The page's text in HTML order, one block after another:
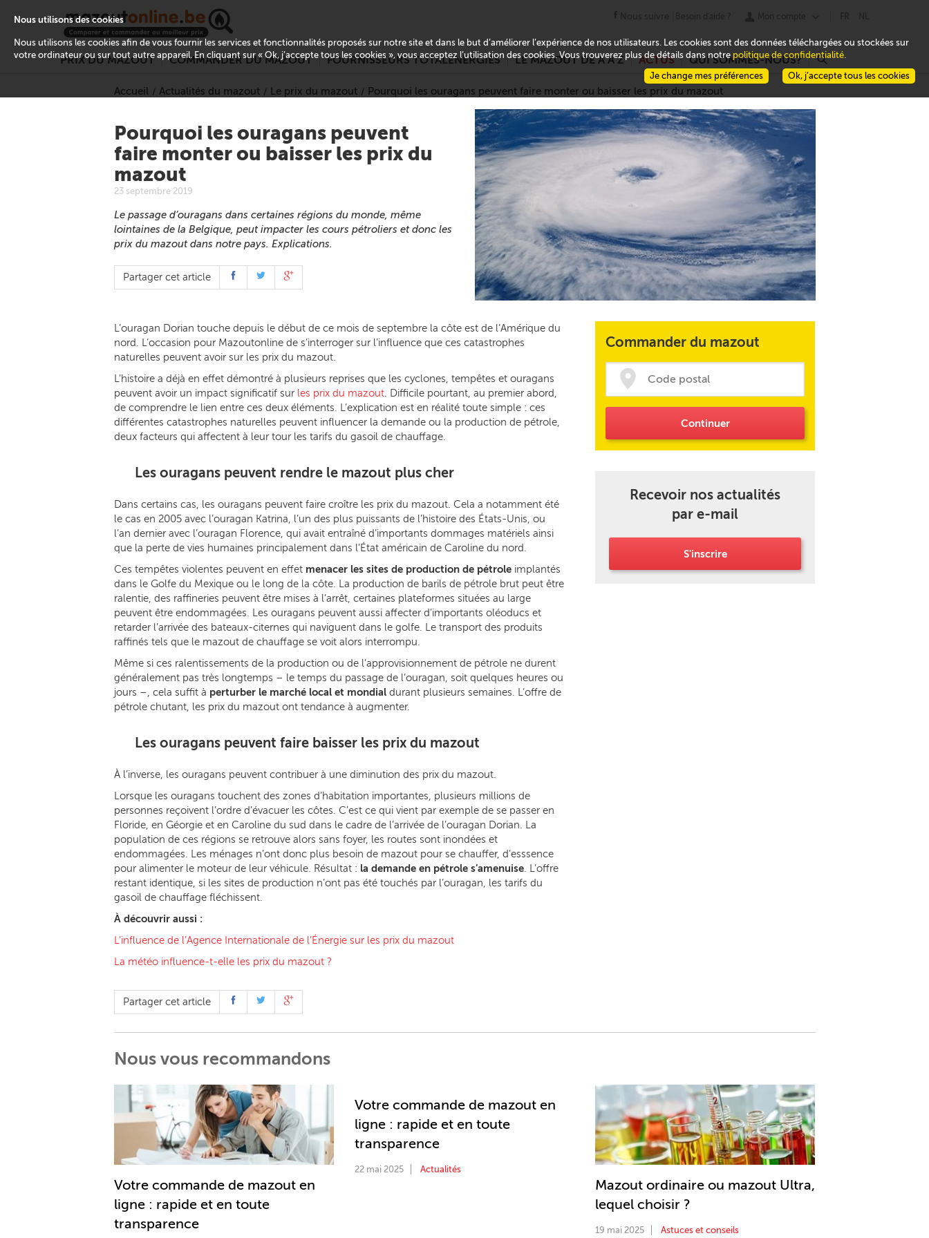
PRIX DU MAZOUT COMMANDER DU MAZOUT FOURNISSEURS TOTALENERGIES LE MAZOUT DE A À Z ACTUS QUI SOMMES-NOUS? r
Accueil Actualités du mazout Le prix du mazout Pourquoi les ouragans peuvent faire monter ou baisser les prix du mazout
Pourquoi les ouragans peuvent
faire monter ou baisser les prix du
mazout
23 septembre 2019
Le passage d’ouragans dans certaines régions du monde, même
lointaines de la Belgique, peut impacter les cours pétroliers et donc les
prix du mazout dans notre pays. Explications.
Partager cet article
L’ouragan Dorian touche depuis le début de ce mois de septembre la côte est de l’Amérique du
nord. L’occasion pour Mazoutonline de s’interroger sur l’influence que ces catastrophes
naturelles peuvent avoir sur les prix du mazout.
L’histoire a déjà en effet démontré à plusieurs reprises que les cyclones, tempêtes et ouragans
peuvent avoir un impact significatif sur les prix du mazout. Difficile pourtant, au premier abord,
de comprendre le lien entre ces deux éléments. L’explication est en réalité toute simple : ces
différentes catastrophes naturelles peuvent influencer la demande ou la production de pétrole,
deux facteurs qui affectent à leur tour les tarifs du gasoil de chauffage.
Les ouragans peuvent rendre le mazout plus cher
Dans certains cas, les ouragans peuvent faire croître les prix du mazout. Cela a notamment été
le cas en 2005 avec l’ouragan Katrina, l’un des plus puissants de l’histoire des États-Unis, ou
l’an dernier avec l’ouragan Florence, qui avait entraîné d’importants dommages matériels ainsi
que la perte de vies humaines principalement dans l’État américain de Caroline du nord.
Ces tempêtes violentes peuvent en effet menacer les sites de production de pétroleimplantés
dans le Golfe du Mexique ou le long de la côte. La production de barils de pétrole brut peut être
ralentie, des raffineries peuvent être mises à l’arrêt, certaines plateformes situées au large
peuvent être endommagées. Les ouragans peuvent aussi affecter d’importants oléoducs et
retarder l’arrivée des bateaux-citernes qui naviguent dans le golfe. Le transport des produits
raffinés tels que le mazout de chauffage se voit alors interrompu.
Même si ces ralentissements de la production ou de l’approvisionnement de pétrole ne durent
généralement pas très longtemps – le temps du passage de l’ouragan, soit quelques heures ou
jours –, cela suffit à perturber le marché local et mondialdurant plusieurs semaines. L’offre de
pétrole chutant, les prix du mazout ont tendance à augmenter.
Les ouragans peuvent faire baisser les prix du mazout
À l’inverse, les ouragans peuvent contribuer à une diminution des prix du mazout.
Lorsque les ouragans touchent des zones d’habitation importantes, plusieurs millions de
personnes reçoivent l’ordre d’évacuer les côtes. C’est ce qui vient par exemple de se passer en
Floride, en Géorgie et en Caroline du sud dans le cadre de l’arrivée de l’ouragan Dorian. La
population de ces régions se retrouve alors sans foyer, les routes sont inondées et
endommagées. Les ménages n’ont donc plus besoin de mazout pour se chauffer, d’esssence
pour alimenter le moteur de leur véhicule. Résultat : la demande en pétrole s’amenuise. L’offre
restant identique, si les sites de production n’ont pas été touchés par l’ouragan, les tarifs du
gasoil de chauffage fléchissent.
À découvrir aussi :
L’influence de l’Agence Internationale de l’Énergie sur les prix du mazout
La météo influence-t-elle les prix du mazout ?
Partager cet article
Commander du mazout
Continuer
Recevoir nos actualités
par e-mail
S'inscrire
Nous vous recommandons
Votre commande de mazout en
ligne : rapide et en toute
transparence
Votre commande de mazout en
ligne : rapide et en toute
transparence
22 mai 2025 Actualités
Mazout ordinaire ou mazout Ultra,
lequel choisir ?
19 mai 2025 Astuces et conseils
Nous utilisons des cookies
Nous utilisons les cookies afin de vous fournir les services et fonctionnalités proposés sur notre site et dans le but d’améliorer l’expérience de nos utilisateurs. Les cookies sont des données téléchargées ou stockées sur
votre ordinateur ou sur tout autre appareil. En cliquant sur « Ok, j’accepte tous les cookies », vous acceptez l’utilisation des cookies. Vous trouverez plus de détails dans notre politique de confidentialité.
Ok, j’accepte tous les cookies
Je change mes préférences